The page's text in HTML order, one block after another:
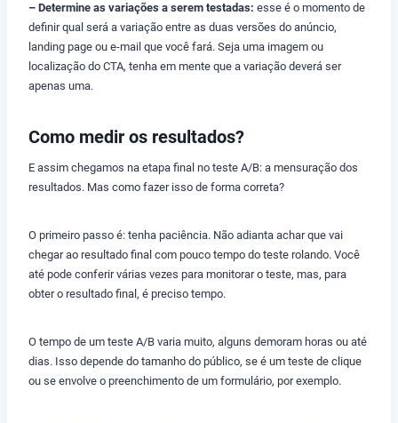
– Determine as variações a serem testadas: esse é o momento de
definir qual será a variação entre as duas versões do anúncio,
landing page ou e-mail que você fará. Seja uma imagem ou
localização do CTA, tenha em mente que a variação deverá ser
apenas uma.
Como medir os resultados?
E assim chegamos na etapa final no teste A/B: a mensuração dos
resultados. Mas como fazer isso de forma correta?
O primeiro passo é: tenha paciência. Não adianta achar que vai
chegar ao resultado final com pouco tempo do teste rolando. Você
até pode conferir várias vezes para monitorar o teste, mas, para
obter o resultado final, é preciso tempo.
O tempo de um teste A/B varia muito, alguns demoram horas ou até
dias. Isso depende do tamanho do público, se é um teste de clique
ou se envolve o preenchimento de um formulário, por exemplo.